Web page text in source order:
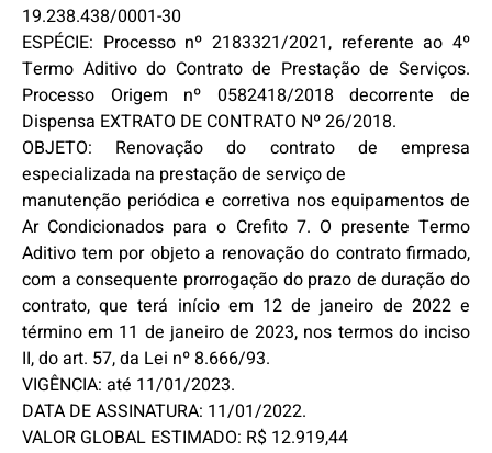
19.238.438/0001-30
ESPÉCIE: Processo nº 2183321/2021, referente ao 4º
Termo Aditivo do Contrato de Prestação de Serviços.
Processo Origem nº 0582418/2018 decorrente de
Dispensa EXTRATO DE CONTRATO Nº 26/2018.
OBJETO: Renovação do contrato de empresa
especializada na prestação de serviço de
manutenção periódica e corretiva nos equipamentos de
Ar Condicionados para o Crefito 7. O presente Termo
Aditivo tem por objeto a renovação do contrato firmado,
com a consequente prorrogação do prazo de duração do
contrato, que terá início em 12 de janeiro de 2022 e
término em 11 de janeiro de 2023, nos termos do inciso
II, do art. 57, da Lei nº 8.666/93.
VIGÊNCIA: até 11/01/2023.
DATA DE ASSINATURA: 11/01/2022.
VALOR GLOBAL ESTIMADO: R$ 12.919,44